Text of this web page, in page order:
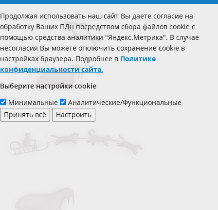
Продолжая использовать наш сайт Вы даете согласие на
обработку Ваших ПДн посредством сбора файлов cookie с
помощью средства аналитики "Яндекс.Метрика". В случае
несогласия Вы можете отключить сохранение cookie в
настройках браузера. Подробнее в Политике
конфиденциальности сайта.
Выберите настройки cookie
Минимальные
Аналитические/Функциональные
Принять всё
Настроить